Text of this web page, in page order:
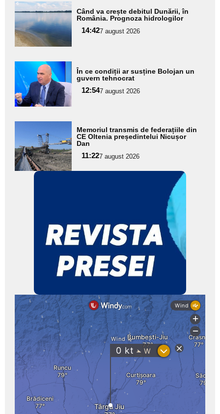
Adaugă
aici textul
pentru
subtitlu
Când va crește debitul Dunării, în
România. Prognoza hidrologilor
14:427 august 2026
Adaugă
aici textul
pentru
subtitlu
În ce condiții ar susține Bolojan un
guvern tehnocrat
12:547 august 2026
aici textul
pentru
subtitlu
Memoriul transmis de federațiile din
CE Oltenia președintelui Nicușor
Dan
11:227 august 2026